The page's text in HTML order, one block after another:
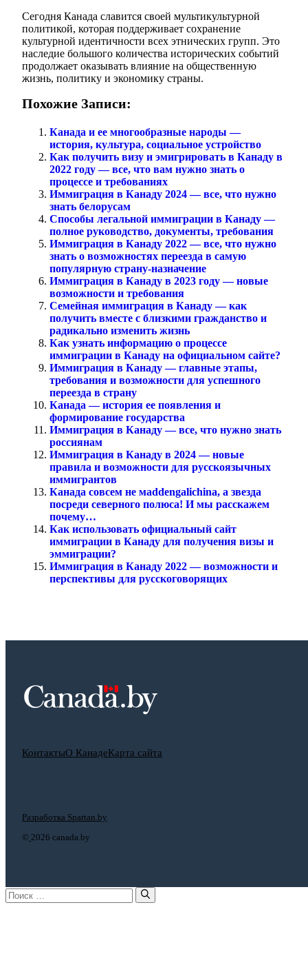
Сегодня Канада славится своей мультикультурной
политикой, которая поддерживает сохранение
культурной идентичности всех этнических групп. Это
наследие большого количества исторических событий
продолжает оказывать влияние на общественную
жизнь, политику и экономику страны.
Похожие Записи:
Канада и ее многообразные народы —
история, культура, социальное устройство
Как получить визу и эмигрировать в Канаду в
2022 году — все, что вам нужно знать о
процессе и требованиях
Иммиграция в Канаду 2024 — все, что нужно
знать белорусам
Способы легальной иммиграции в Канаду —
полное руководство, документы, требования
Иммиграция в Канаду 2022 — все, что нужно
знать о возможностях переезда в самую
популярную страну-назначение
Иммиграция в Канаду в 2023 году — новые
возможности и требования
Семейная иммиграция в Канаду — как
получить вместе с близкими гражданство и
радикально изменить жизнь
Как узнать информацию о процессе
иммиграции в Канаду на официальном сайте?
Иммиграция в Канаду — главные этапы,
требования и возможности для успешного
переезда в страну
Канада — история ее появления и
формирование государства
Иммиграция в Канаду — все, что нужно знать
россиянам
Иммиграция в Канаду в 2024 — новые
правила и возможности для русскоязычных
иммигрантов
Канада совсем не мaddengalichina, а звезда
посреди северного полюса! И мы расскажем
почему…
Как использовать официальный сайт
иммиграции в Канаду для получения визы и
эммиграции?
Иммиграция в Канаду 2022 — возможности и
перспективы для русскоговорящих
КонтактыО КанадеКарта сайта
© 2026 canada.by
Разработка Spartan.by
Поиск: